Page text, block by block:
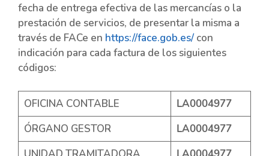
fecha de entrega efectiva de las mercancías o la
prestación de servicios, de presentar la misma a
través de FACe en https://face.gob.es/con
indicación para cada factura de los siguientes
códigos:
OFICINA CONTABLE
LA0004977
ÓRGANO GESTOR
LA0004977